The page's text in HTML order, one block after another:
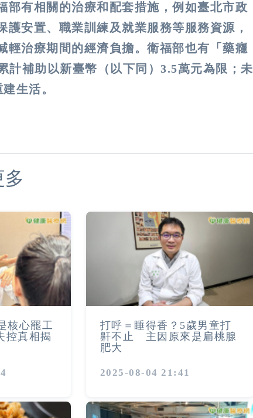
部有相關的治療和配套措施，例如臺北市政
安置、職業訓練及就業服務等服務資源，
輕治療期間的經濟負擔。衛福部也有「藥癮
計補助以新臺幣（以下同）3.5萬元為限；未
生活。
多
核心罷工
真相揭
打呼＝睡得香？5歲男童打
鼾不止 主因原來是扁桃腺
肥大
2025-08-04 21:41